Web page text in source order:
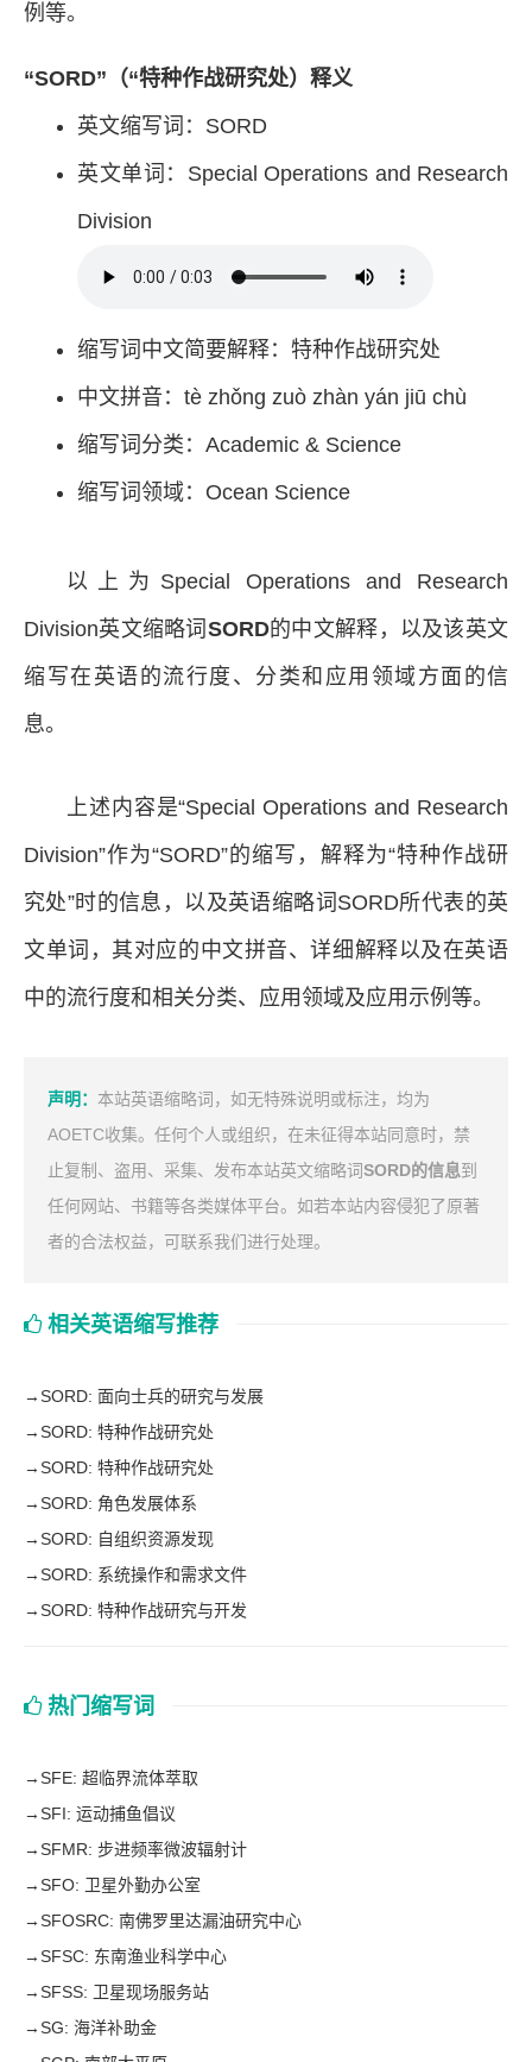
例等。
“SORD”（“特种作战研究处）释义
英文缩写词：SORD
英文单词：Special Operations and Research
Division
缩写词中文简要解释：特种作战研究处
中文拼音：tè zhǒng zuò zhàn yán jiū chù
缩写词分类：Academic & Science
缩写词领域：Ocean Science
以上为Special Operations and Research
Division英文缩略词 SORD的中文解释，以及该英文
缩写在英语的流行度、分类和应用领域方面的信
息。
上述内容是“Special Operations and Research
Division”作为“SORD”的缩写，解释为“特种作战研
究处”时的信息，以及英语缩略词SORD所代表的英
文单词，其对应的中文拼音、详细解释以及在英语
中的流行度和相关分类、应用领域及应用示例等。
声明： 本站英语缩略词，如无特殊说明或标注，均为
AOETC收集。任何个人或组织，在未征得本站同意时，禁
止复制、盗用、采集、发布本站英文缩略词SORD的信息到
任何网站、书籍等各类媒体平台。如若本站内容侵犯了原著
者的合法权益，可联系我们进行处理。
相关英语缩写推荐
→SORD: 面向士兵的研究与发展
→SORD: 特种作战研究处
→SORD: 特种作战研究处
→SORD: 角色发展体系
→SORD: 自组织资源发现
→SORD: 系统操作和需求文件
→SORD: 特种作战研究与开发
热门缩写词
→SFE: 超临界流体萃取
→SFI: 运动捕鱼倡议
→SFMR: 步进频率微波辐射计
→SFO: 卫星外勤办公室
→SFOSRC: 南佛罗里达漏油研究中心
→SFSC: 东南渔业科学中心
→SFSS: 卫星现场服务站
→SG: 海洋补助金